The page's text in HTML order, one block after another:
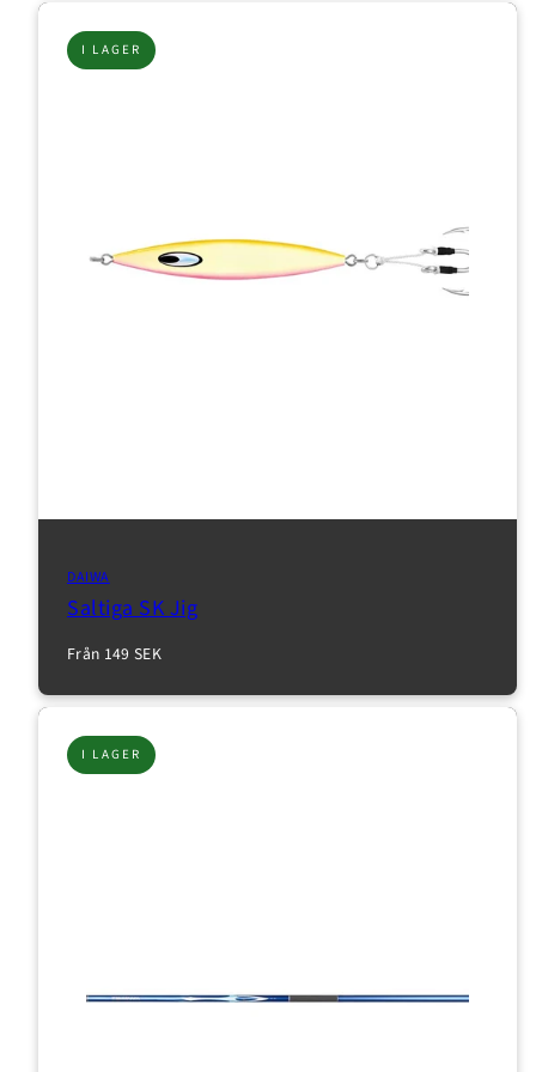
I LAGER
DAIWA
Saltiga SK Jig
Normalpris
Från 149 SEK
I LAGER